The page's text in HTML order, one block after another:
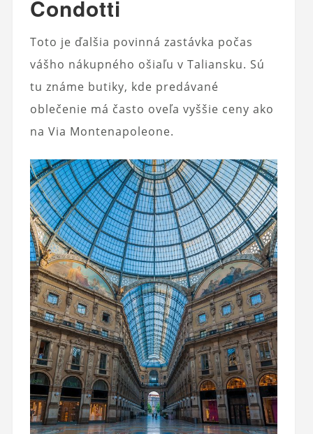
Condotti
Toto je ďalšia povinná zastávka počas
vášho nákupného ošiaľu v Taliansku. Sú
tu známe butiky, kde predávané
oblečenie má často oveľa vyššie ceny ako
na Via Montenapoleone.